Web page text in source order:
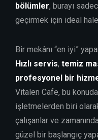
bölümler, burayı
geçirmek için ideal
Bir mekânı “en iyi”
Hızlı servis, temiz
profesyonel bir
Vitalen Cafe, bu
işletmelerden biri
çalışanlar ve
güzel bir başlangıç